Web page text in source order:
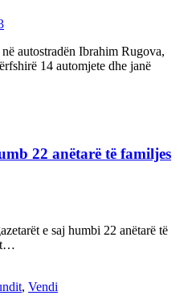
autostradën Ibrahim Rugova,
14 automjete dhe janë
22 anëtarë të familjes
e saj humbi 22 anëtarë të
, Vendi